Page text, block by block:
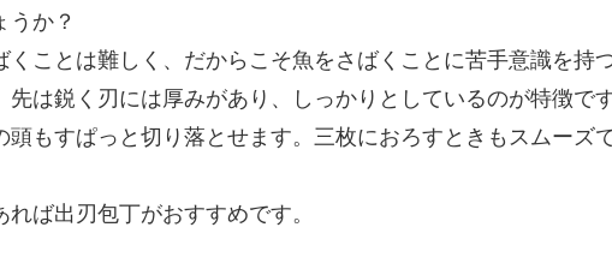
うか？
ことは難しく、だからこそ魚をさばくことに苦手意識を持
は鋭く刃には厚みがあり、しっかりとしているのが特徴で
もすぱっと切り落とせます。三枚におろすときもスムーズ
ば出刃包丁がおすすめです。